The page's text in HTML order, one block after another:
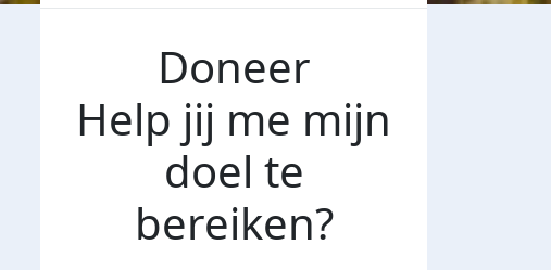
Doneer
Help jij me mijn
doel te
bereiken?